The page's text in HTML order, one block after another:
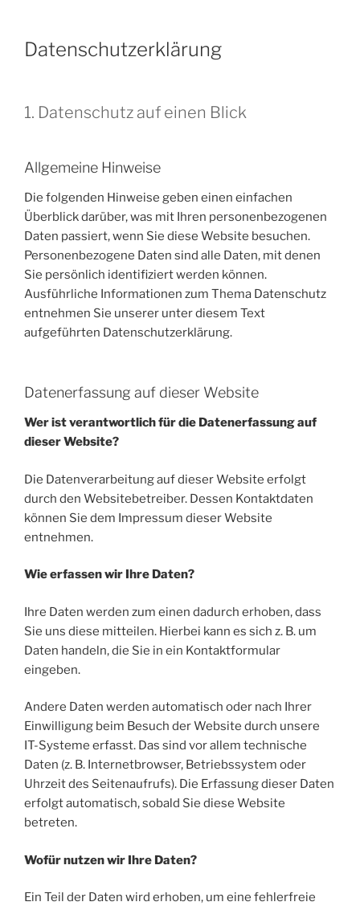
Datenschutzerklärung
1. Datenschutz auf einen Blick
Allgemeine Hinweise
Die folgenden Hinweise geben einen einfachen
Überblick darüber, was mit Ihren personenbezogenen
Daten passiert, wenn Sie diese Website besuchen.
Personenbezogene Daten sind alle Daten, mit denen
Sie persönlich identifiziert werden können.
Ausführliche Informationen zum Thema Datenschutz
entnehmen Sie unserer unter diesem Text
aufgeführten Datenschutzerklärung.
Datenerfassung auf dieser Website
Wer ist verantwortlich für die Datenerfassung auf
dieser Website?
Die Datenverarbeitung auf dieser Website erfolgt
durch den Websitebetreiber. Dessen Kontaktdaten
können Sie dem Impressum dieser Website
entnehmen.
Wie erfassen wir Ihre Daten?
Ihre Daten werden zum einen dadurch erhoben, dass
Sie uns diese mitteilen. Hierbei kann es sich z. B. um
Daten handeln, die Sie in ein Kontaktformular
eingeben.
Andere Daten werden automatisch oder nach Ihrer
Einwilligung beim Besuch der Website durch unsere
IT-Systeme erfasst. Das sind vor allem technische
Daten (z. B. Internetbrowser, Betriebssystem oder
Uhrzeit des Seitenaufrufs). Die Erfassung dieser Daten
erfolgt automatisch, sobald Sie diese Website
betreten.
Wofür nutzen wir Ihre Daten?
Ein Teil der Daten wird erhoben, um eine fehlerfreie